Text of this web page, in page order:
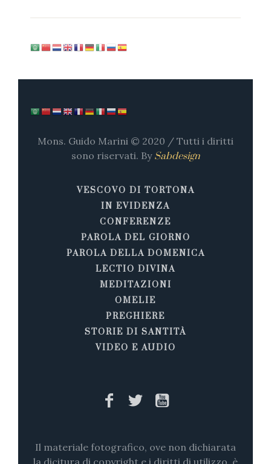
Mons. Guido Marini © 2020 / Tutti i diritti
sono riservati. By Sabdesign
VESCOVO DI TORTONA
IN EVIDENZA
CONFERENZE
PAROLA DEL GIORNO
PAROLA DELLA DOMENICA
LECTIO DIVINA
MEDITAZIONI
OMELIE
PREGHIERE
STORIE DI SANTITÀ
VIDEO E AUDIO
Il materiale fotografico, ove non dichiarata